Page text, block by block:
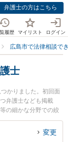
弁護士の方はこちら
履歴 マイリスト ログイン
広島市で法律相談で
士
かりました。初回面
弁護士なども掲載
の細かな分野での絞
司弁護士やかさはら
護士のプロフィール
変更